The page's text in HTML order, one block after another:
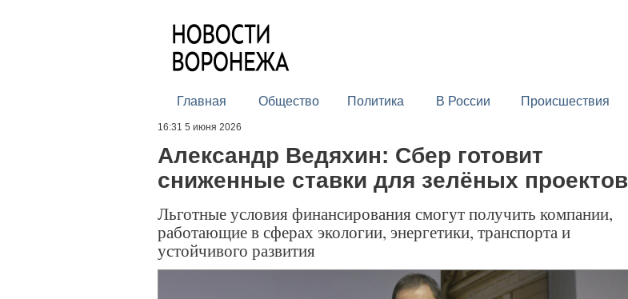
Главная Общество Политика В России Происшествия
16:31 5 июня 2026
Александр Ведяхин: Сбер готовит
сниженные ставки для зелёных проектов
Льготные условия финансирования смогут получить компании,
работающие в сферах экологии, энергетики, транспорта и
устойчивого развития